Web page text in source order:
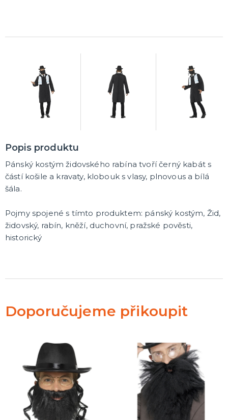
Popis produktu
Pánský kostým židovského rabína tvoří černý kabát s
částí košile a kravaty, klobouk s vlasy, plnovous a bílá
šála.
Pojmy spojené s tímto produktem: pánský kostým, Žid,
židovský, rabín, kněží, duchovní, pražské pověsti,
historický
Doporučujeme přikoupit